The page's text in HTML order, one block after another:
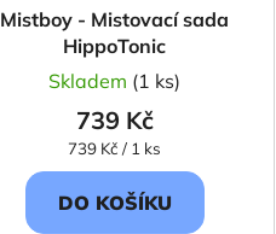
Mistboy - Mistovací sada
HippoTonic
Skladem (1 ks)
739 Kč
Měrná
cena:
739 Kč / 1 ks
DO KOŠÍKU